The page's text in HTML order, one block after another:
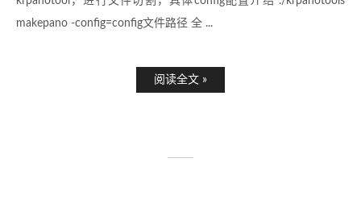
makepano -config=config文件路径 全 ...
阅读全文 »